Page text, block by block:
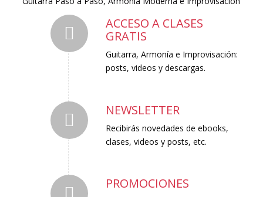
ACCESO A CLASES
GRATIS
Guitarra, Armonía e Improvisación:
posts, videos y descargas.
NEWSLETTER
Recibirás novedades de ebooks,
clases, videos y posts, etc.
PROMOCIONES